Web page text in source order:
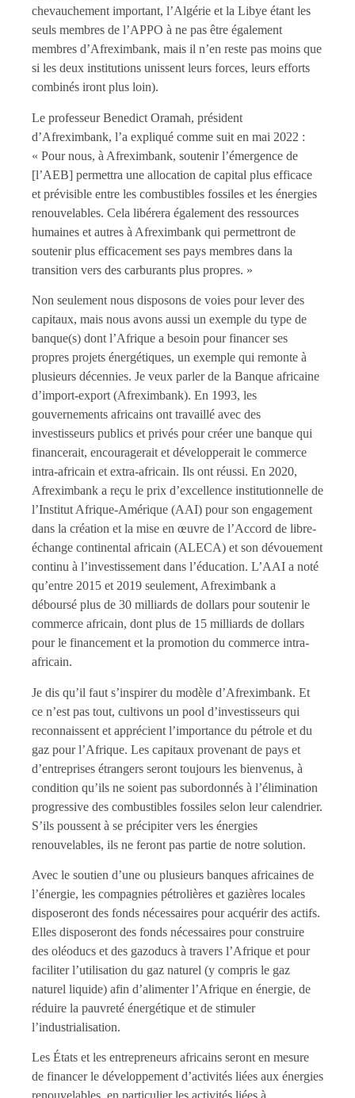
chevauchement important, l’Algérie et la Libye étant les
seuls membres de l’APPO à ne pas être également
membres d’Afreximbank, mais il n’en reste pas moins que
si les deux institutions unissent leurs forces, leurs efforts
combinés iront plus loin).
Le professeur Benedict Oramah, président
d’Afreximbank, l’a expliqué comme suit en mai 2022 :
« Pour nous, à Afreximbank, soutenir l’émergence de
[l’AEB] permettra une allocation de capital plus efficace
et prévisible entre les combustibles fossiles et les énergies
renouvelables. Cela libérera également des ressources
humaines et autres à Afreximbank qui permettront de
soutenir plus efficacement ses pays membres dans la
transition vers des carburants plus propres. »
Non seulement nous disposons de voies pour lever des
capitaux, mais nous avons aussi un exemple du type de
banque(s) dont l’Afrique a besoin pour financer ses
propres projets énergétiques, un exemple qui remonte à
plusieurs décennies. Je veux parler de la Banque africaine
d’import-export (Afreximbank). En 1993, les
gouvernements africains ont travaillé avec des
investisseurs publics et privés pour créer une banque qui
financerait, encouragerait et développerait le commerce
intra-africain et extra-africain. Ils ont réussi. En 2020,
Afreximbank a reçu le prix d’excellence institutionnelle de
l’Institut Afrique-Amérique (AAI) pour son engagement
dans la création et la mise en œuvre de l’Accord de libre-
échange continental africain (ALECA) et son dévouement
continu à l’investissement dans l’éducation. L’AAI a noté
qu’entre 2015 et 2019 seulement, Afreximbank a
déboursé plus de 30 milliards de dollars pour soutenir le
commerce africain, dont plus de 15 milliards de dollars
pour le financement et la promotion du commerce intra-
africain.
Je dis qu’il faut s’inspirer du modèle d’Afreximbank. Et
ce n’est pas tout, cultivons un pool d’investisseurs qui
reconnaissent et apprécient l’importance du pétrole et du
gaz pour l’Afrique. Les capitaux provenant de pays et
d’entreprises étrangers seront toujours les bienvenus, à
condition qu’ils ne soient pas subordonnés à l’élimination
progressive des combustibles fossiles selon leur calendrier.
S’ils poussent à se précipiter vers les énergies
renouvelables, ils ne feront pas partie de notre solution.
Avec le soutien d’une ou plusieurs banques africaines de
l’énergie, les compagnies pétrolières et gazières locales
disposeront des fonds nécessaires pour acquérir des actifs.
Elles disposeront des fonds nécessaires pour construire
des oléoducs et des gazoducs à travers l’Afrique et pour
faciliter l’utilisation du gaz naturel (y compris le gaz
naturel liquide) afin d’alimenter l’Afrique en énergie, de
réduire la pauvreté énergétique et de stimuler
l’industrialisation.
Les États et les entrepreneurs africains seront en mesure
de financer le développement d’activités liées aux énergies